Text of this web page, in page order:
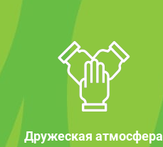
Дружеская атмосфера